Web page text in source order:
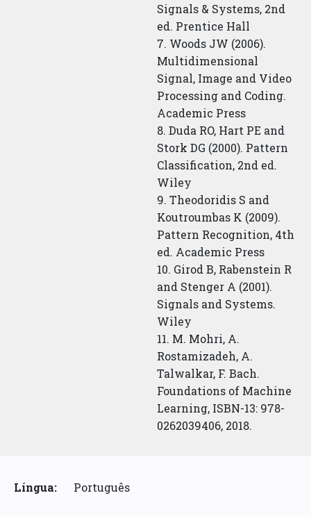
Signals & Systems, 2nd
ed. Prentice Hall
7. Woods JW (2006).
Multidimensional
Signal, Image and Video
Processing and Coding.
Academic Press
8. Duda RO, Hart PE and
Stork DG (2000). Pattern
Classification, 2nd ed.
Wiley
9. Theodoridis S and
Koutroumbas K (2009).
Pattern Recognition, 4th
ed. Academic Press
10. Girod B, Rabenstein R
and Stenger A (2001).
Signals and Systems.
Wiley
11. M. Mohri, A.
Rostamizadeh, A.
Talwalkar, F. Bach.
Foundations of Machine
Learning, ISBN-13: 978-
0262039406, 2018.
Língua: Português